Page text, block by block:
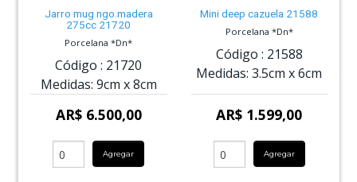
Jarro mug ngo.madera
275cc 21720
Porcelana *Dn*
Código : 21720
Medidas: 9cm x8cm
AR$ 6.500,00
Agregar
Mini deep cazuela 21588
Porcelana *Dn*
Código : 21588
Medidas: 3.5cm x6cm
AR$ 1.599,00
Agregar